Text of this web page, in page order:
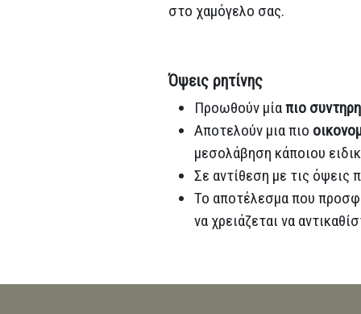
στο χαμόγελο σας.
Όψεις ρητίνης
Προωθούν μίαπιο
Αποτελούν μια πιο
μεσολάβηση κάποιου
Σε αντίθεση με τις όψεις
Το αποτέλεσμα που
να χρειάζεται να